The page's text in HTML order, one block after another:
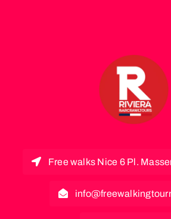
Free walks Nice 6 Pl.